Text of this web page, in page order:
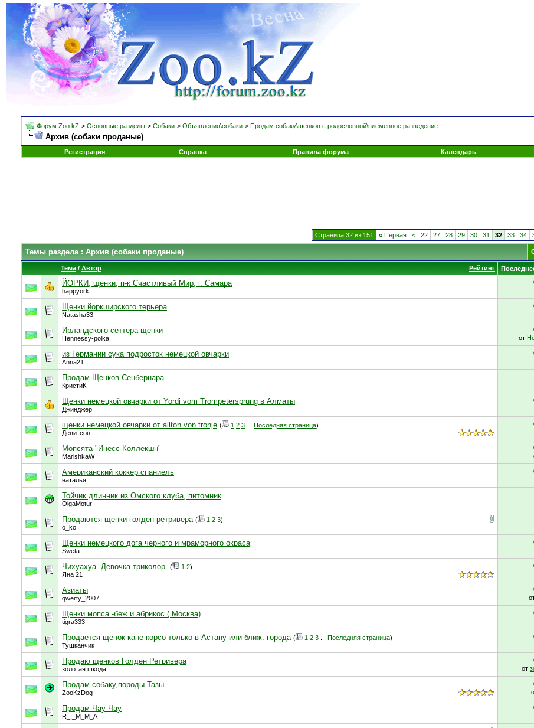
Форум Zoo.kZ > Основные разделы > Собаки > Объявления\собаки > Продам собаку\щенков с родословной\племенное разведение
Архив (собаки проданые)
Регистрация
Справка Правила форума Календарь
Страница 32 из 151 « Первая < 22 27 28 29 30 31 32 33 34
Темы раздела: Архив (собаки проданые)
Рейтинг
Тема / Автор
ЙОРКИ, щенки, п-к Счастливый Мир, г. Самара
happyork
Щенки йоркширского терьера
Natasha33
Ирландского сеттера щенки
Hennessy-polka
от
из Германии сука подросток немецкой овчарки
Anna21
Продам Щенков Сенбернара
КристиК
Щенки немецкой овчарки от Yordi vom Trompetersprung в Алматы
Джинджер
щенки немецкой овчарки от ailton von tronje ( 1 2 3 Последняя страница)
Девитсон
Мопсята "Инесс Коллекшн"
MarishkaW
Американский коккер спаниель
наталья
Тойчик длинник из Омского клуба, питомник
OlgaMotur
Продаются щенки голден ретривера ( 1 2 3)
o_ko
Щенки немецкого дога черного и мраморного окраса
Sweta
Чихуахуа. Девочка триколор. ( 1 2)
Яна 21
Азиаты
qwerty_2007
Щенки мопса -беж и абрикос ( Москва)
tigra333
Продается щенок кане-корсо только в Астану или ближ. города ( 1 2 3 Последняя страница)
Тушканчик
Продаю щенков Голден Ретривера
золотая шкода
от
Продам собаку,породы Тазы
ZooKzDog
Продам Чау-Чау
R_I_M_M_A